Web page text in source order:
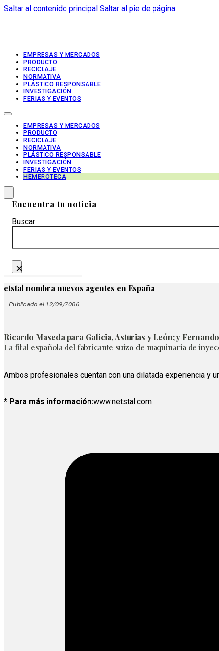
Saltar al contenido principal Saltar al pie de página
EMPRESAS Y MERCADOS
PRODUCTO
RECICLAJE
NORMATIVA
PLÁSTICO RESPONSABLE
INVESTIGACIÓN
FERIAS Y EVENTOS
EMPRESAS Y MERCADOS
PRODUCTO
RECICLAJE
NORMATIVA
PLÁSTICO RESPONSABLE
INVESTIGACIÓN
FERIAS Y EVENTOS
HEMEROTECA
Encuentra tu noticia
Buscar
×
etstal nombra nuevos agentes en España
Publicado el 12/09/2006
Ricardo Maseda para Galicia, Asturias y León; y
La filial española del fabricante suizo de maquinaria de
Ambos profesionales cuentan con una dilatada experiencia y
* Para más información:www.netstal.com